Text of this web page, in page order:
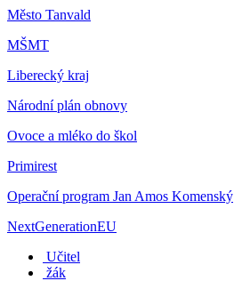
Město Tanvald
MŠMT
Liberecký kraj
Národní plán obnovy
Ovoce a mléko do škol
Primirest
Operační program Jan Amos Komenský
NextGenerationEU
Učitel
žák